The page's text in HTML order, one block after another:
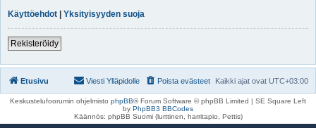
Käyttöehdot | Yksityisyyden suoja
Rekisteröidy
Etusivu Kaikki ajat ovat UTC+03:00
Poista evästeet
Viesti Ylläpidolle
Keskustelufoorumin ohjelmisto phpBB® Forum Software © phpBB Limited | SE Square Left
by PhpBB3 BBCodes
Käännös: phpBB Suomi (lurttinen, harritapio, Pettis)